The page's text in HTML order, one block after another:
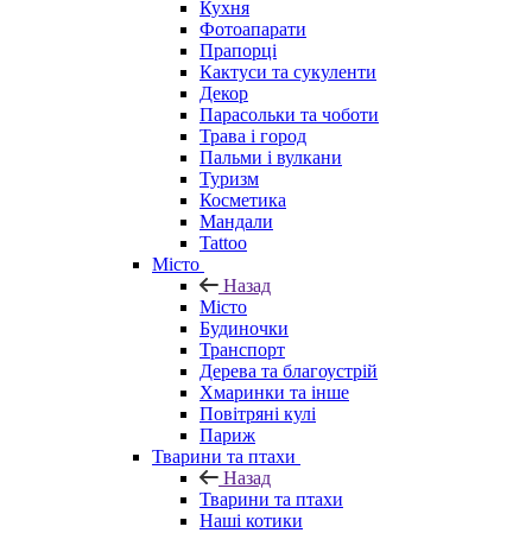
Кухня
Фотоапарати
Прапорці
Кактуси та сукуленти
Декор
Парасольки та чоботи
Трава і город
Пальми і вулкани
Туризм
Косметика
Мандали
Tattoo
Місто
Назад
Місто
Будиночки
Транспорт
Дерева та благоустрій
Хмаринки та інше
Повітряні кулі
Париж
Тварини та птахи
Назад
Тварини та птахи
Наші котики